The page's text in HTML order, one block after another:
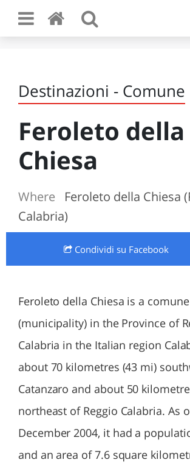
Destinazioni - Comune
Feroleto della
Chiesa
Where
Feroleto della Chiesa
Calabria)
Condividi su Facebook
Feroleto della Chiesa is a comune
(municipality) in the Province of
Calabria in the Italian region
about 70 kilometres (43 mi)
Catanzaro and about 50
northeast of Reggio Calabria. As
December 2004, it had a
and an area of 7.6 square